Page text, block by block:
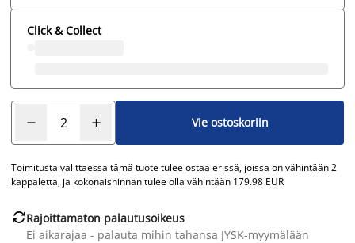
Click & Collect
Vie ostoskoriin
Toimitusta valittaessa tämä tuote tulee ostaa erissä, joissa on vähintään 2
kappaletta, ja kokonaishinnan tulee olla vähintään 179.98 EUR
Rajoittamaton palautusoikeus
Ei aikarajaa - palauta mihin tahansa JYSK-myymälään